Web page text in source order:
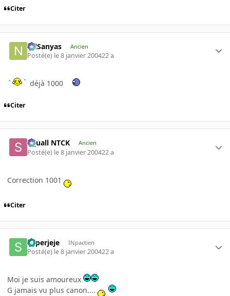
Citer
NilSanyas Ancien
Posté(e) le 8 janvier 200422 a
déjà 1000
Citer
Squall NTCK Ancien
Posté(e) le 8 janvier 200422 a
Correction 1001
Citer
superjeje INpactien
Posté(e) le 8 janvier 200422 a
Moi je suis amoureux
G jamais vu plus canon....